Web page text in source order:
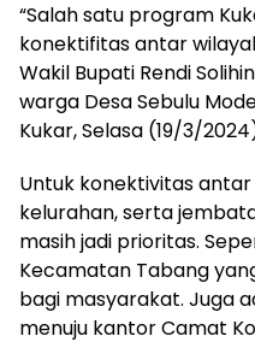
“Salah satu program
konektifitas antar
Wakil Bupati Rendi
warga Desa Sebulu
Kukar, Selasa (19/3/
Untuk konektivitas
kelurahan, serta
masih jadi prioritas.
Kecamatan Tabang
bagi masyarakat. Juga
menuju kantor Camat